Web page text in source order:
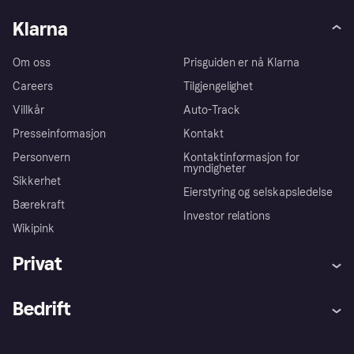
Klarna
Om oss
Careers
Villkår
Presseinformasjon
Personvern
Sikkerhet
Bærekraft
Wikipink
Prisguiden er nå Klarna
Tilgjengelighet
Auto-Track
Kontakt
Kontaktinformasjon for
myndigheter
Eierstyring og selskapsledelse
Investor relations
Privat
Bedrift